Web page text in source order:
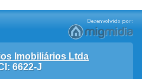
Imobiliários Ltda
6622-J